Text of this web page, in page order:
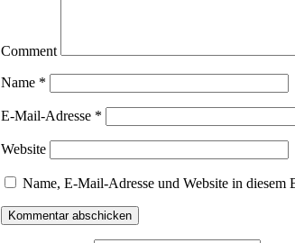
Comment
Name *
E-Mail-Adresse *
Website
Name, E-Mail-Adresse und Website in diesem